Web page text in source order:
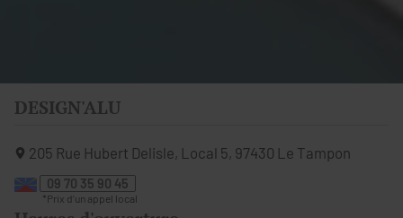
DESIGN'ALU
205 Rue Hubert Delisle, Local 5, 97430 Le Tampon
09 70 35 90 45